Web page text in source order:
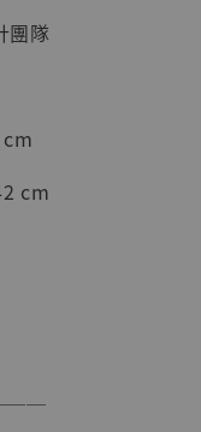
團隊
cm